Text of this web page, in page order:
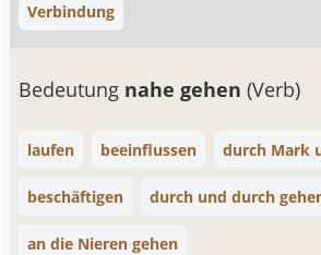
Verbindung
Bedeutung nahe gehen(Verb)
laufen beeinflussen durch Mark
beschäftigen durch und durch
an die Nieren gehen